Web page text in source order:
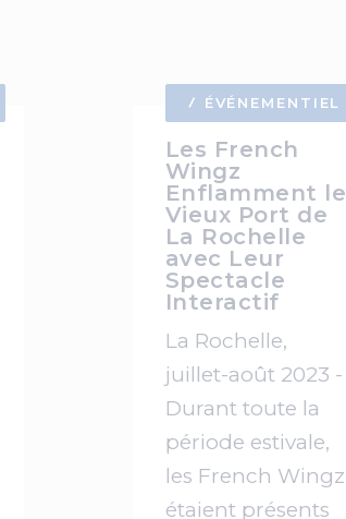
ÉVÉNEMENTIEL
Les French
Wingz
Enflamment le
Vieux Port de
La Rochelle
avec Leur
Spectacle
Interactif
La Rochelle,
juillet-août 2023 -
Durant toute la
période estivale,
les French Wingz
étaient présents